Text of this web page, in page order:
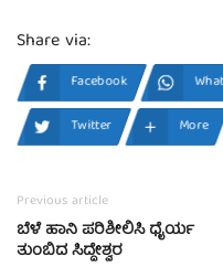
Share via:
Facebook
Twitter
More
Previous article
ಬೆಳೆ ಹಾನಿ ಪರಿಶೀಲಿಸಿ ಧೈರ್ಯ
ತುಂಬಿದ ಸಿದ್ದೇಶ್ವರ